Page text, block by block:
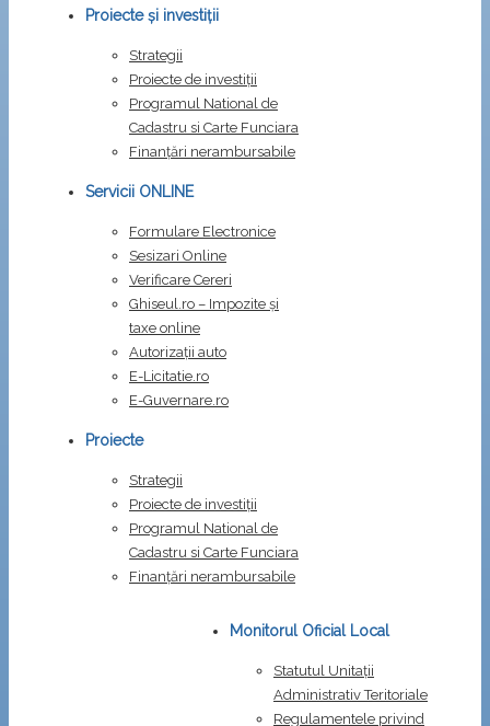
Dispozitia
Proiecte și investiții
Strategii
Proiecte de investiții
Programul National de
Cadastru si Carte Funciara
Finanțări nerambursabile
Servicii ONLINE
Formulare Electronice
Sesizari Online
Verificare Cereri
Ghiseul.ro – Impozite şi
taxe online
Autorizații auto
E-Licitatie.ro
E-Guvernare.ro
Proiecte
Strategii
Proiecte de investiții
Programul National de
Cadastru si Carte Funciara
Finanțări nerambursabile
Monitorul Oficial Local
Statutul Unitații
Administrativ Teritoriale
Regulamentele privind